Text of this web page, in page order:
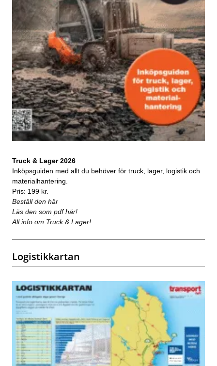
Truck & Lager 2026
Inköpsguiden med allt du behöver för truck, lager, logistik och
materialhantering.
Pris: 199 kr.
Beställ den här
Läs den som pdf här!
All info om Truck & Lager!
Logistikkartan